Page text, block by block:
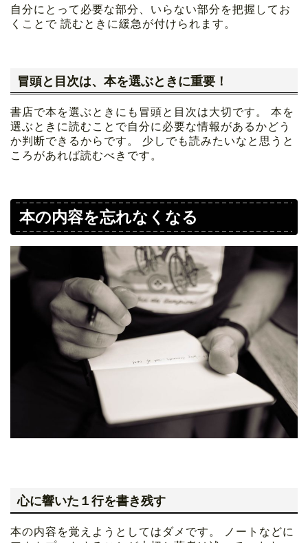
自分にとって必要な部分、いらない部分を把握してお
くことで 読むときに緩急が付けられます。
冒頭と目次は、本を選ぶときに重要！
書店で本を選ぶときにも冒頭と目次は大切です。 本を
選ぶときに読むことで自分に必要な情報があるかどう
か判断できるからです。 少しでも読みたいなと思うと
ころがあれば読むべきです。
本の内容を忘れなくなる
心に響いた１行を書き残す
本の内容を覚えようとしてはダメです。 ノートなどに